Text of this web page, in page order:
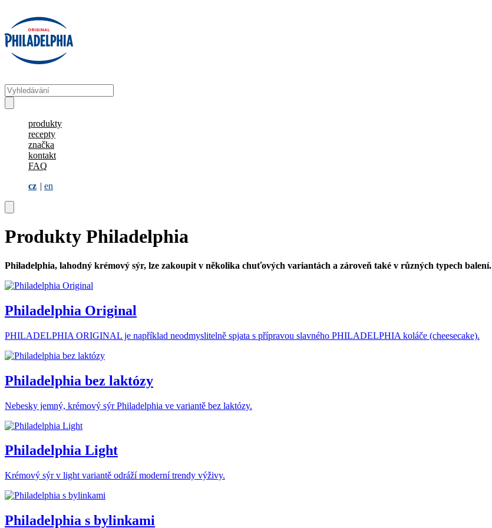
produkty
recepty
značka
kontakt
FAQ
cz
en
Produkty Philadelphia
Philadelphia, lahodný krémový sýr, lze zakoupit v několika chuťových variantách a zároveň také v různých typech balení.
Philadelphia Original
PHILADELPHIA ORIGINAL je například neodmyslitelně spjata s přípravou slavného PHILADELPHIA koláče (cheesecake).
Philadelphia bez laktózy
Nebesky jemný, krémový sýr Philadelphia ve variantě bez laktózy.
Philadelphia Light
Krémový sýr v light variantě odráží moderní trendy výživy.
Philadelphia s bylinkami